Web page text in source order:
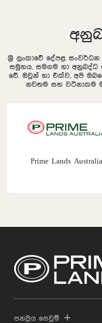
ශ්‍රී ලංකාවේ දේපළ
සමුහය, සමගම හා
වේ. ඔවුන් හා එක්ව, අපි
නවතම සහ වටිනාකම
Prime Lands Australia
ජනප්‍රිය සෙවුම්